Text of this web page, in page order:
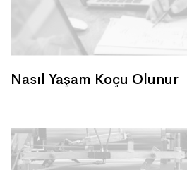
Nasıl Yaşam Koçu Olunur